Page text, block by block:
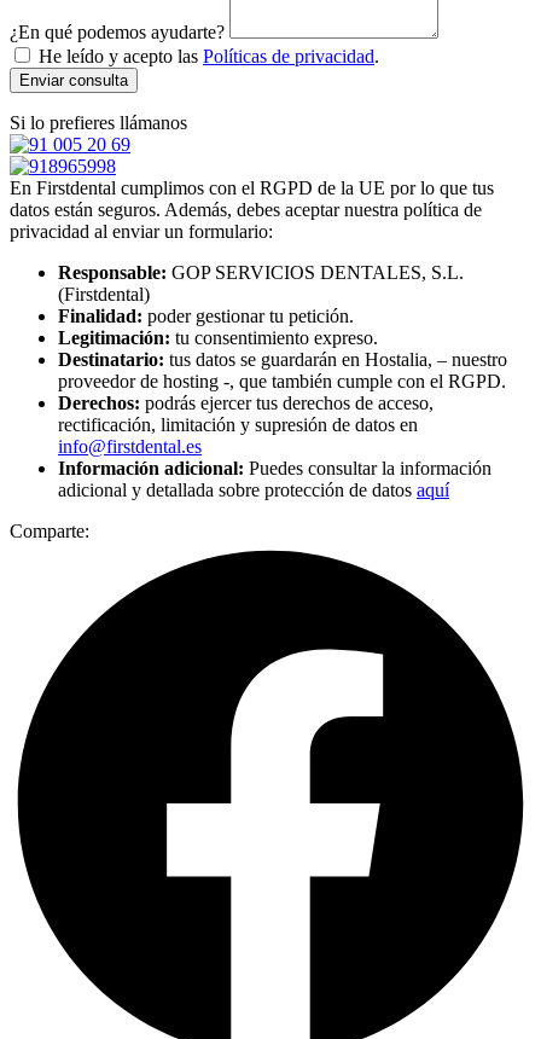
¿En qué podemos ayudarte?
He leído y acepto las Políticas de privacidad.
Enviar consulta
Si lo prefieres llámanos
En Firstdental cumplimos con el RGPD de la UE por lo que tus
datos están seguros. Además, debes aceptar nuestra política de
privacidad al enviar un formulario:
Responsable: GOP SERVICIOS DENTALES, S.L.
(Firstdental)
Finalidad: poder gestionar tu petición.
Legitimación: tu consentimiento expreso.
Destinatario: tus datos se guardarán en Hostalia, – nuestro
proveedor de hosting -, que también cumple con el RGPD.
Derechos: podrás ejercer tus derechos de acceso,
rectificación, limitación y supresión de datos en
info@firstdental.es
Información adicional: Puedes consultar la información
adicional y detallada sobre protección de datos aquí
Comparte: